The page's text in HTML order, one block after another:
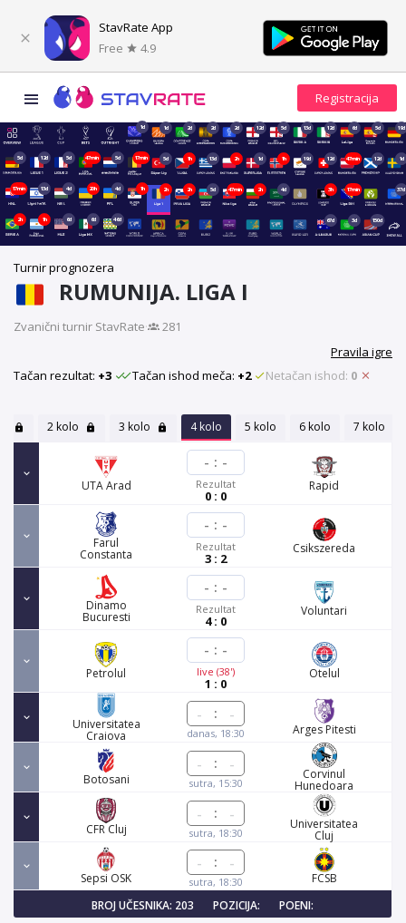
StavRate App
Free
4.9
1d 1d 2d 2d 2d 12d 5d 13d 12d 6d 5d 19d
5d 12d 5d 47min 5d 17min 5d 1h 13d 2h 1d 1h 19d 12d 47min 12d 1d
17min 13d 4d 20h 4d 1h 2h 2h 5d 47min 2h 4d 3h 17min 37d
2h 1h 6d 6d 46d 67d 3d 150d
Turnir prognozera
RUMUNIJA. LIGA I
Zvanični turnir StavRate·
281
Pravila igre
Tačan rezultat: +3 Tačan ishod meča: +2 Netačan ishod: 0
2 kolo 3 kolo 4 kolo 5 kolo 6 kolo 7 kolo
UTA Arad
- : -
Rezultat
0 : 0
Rapid
Farul
Constanta
- : -
Rezultat
3 : 2
Csikszereda
Dinamo
Bucuresti
- : -
Rezultat
4 : 0
Voluntari
Petrolul
- : -
live (38')
1 : 0
Otelul
Universitatea
Craiova
:
danas, 18:30 Arges Pitesti
Botosani
:
sutra, 15:30
Corvinul
Hunedoara
CFR Cluj
:
sutra, 18:30
Universitatea
Cluj
Sepsi OSK
:
sutra, 18:30
FCSB
BROJ UČESNIKA: 203
POZICIJA: POENI: